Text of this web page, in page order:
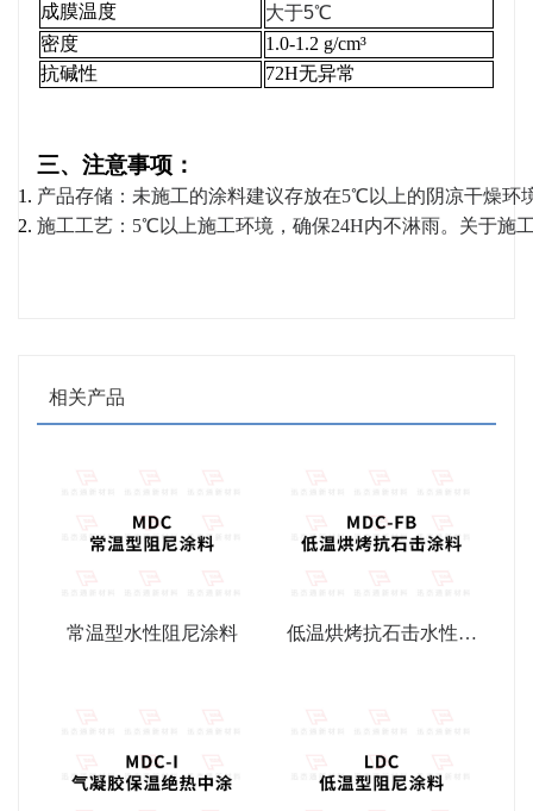
成膜温度
大于5℃
密度
1.0-1.2 g/cm³
抗碱性
72H无异常
三、注意事项：
产品存储：未施工的涂料建议存放在5℃以上的阴凉干燥环
施工工艺：5℃以上施工环境，确保24H内不淋雨。关于施
相关产品
常温型水性阻尼涂料
低温烘烤抗石击水性阻